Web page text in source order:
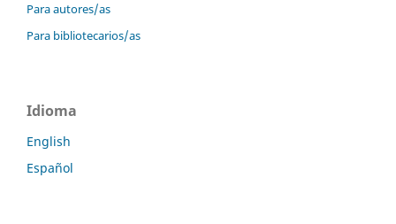
Para autores/as
Para bibliotecarios/as
Idioma
English
Español